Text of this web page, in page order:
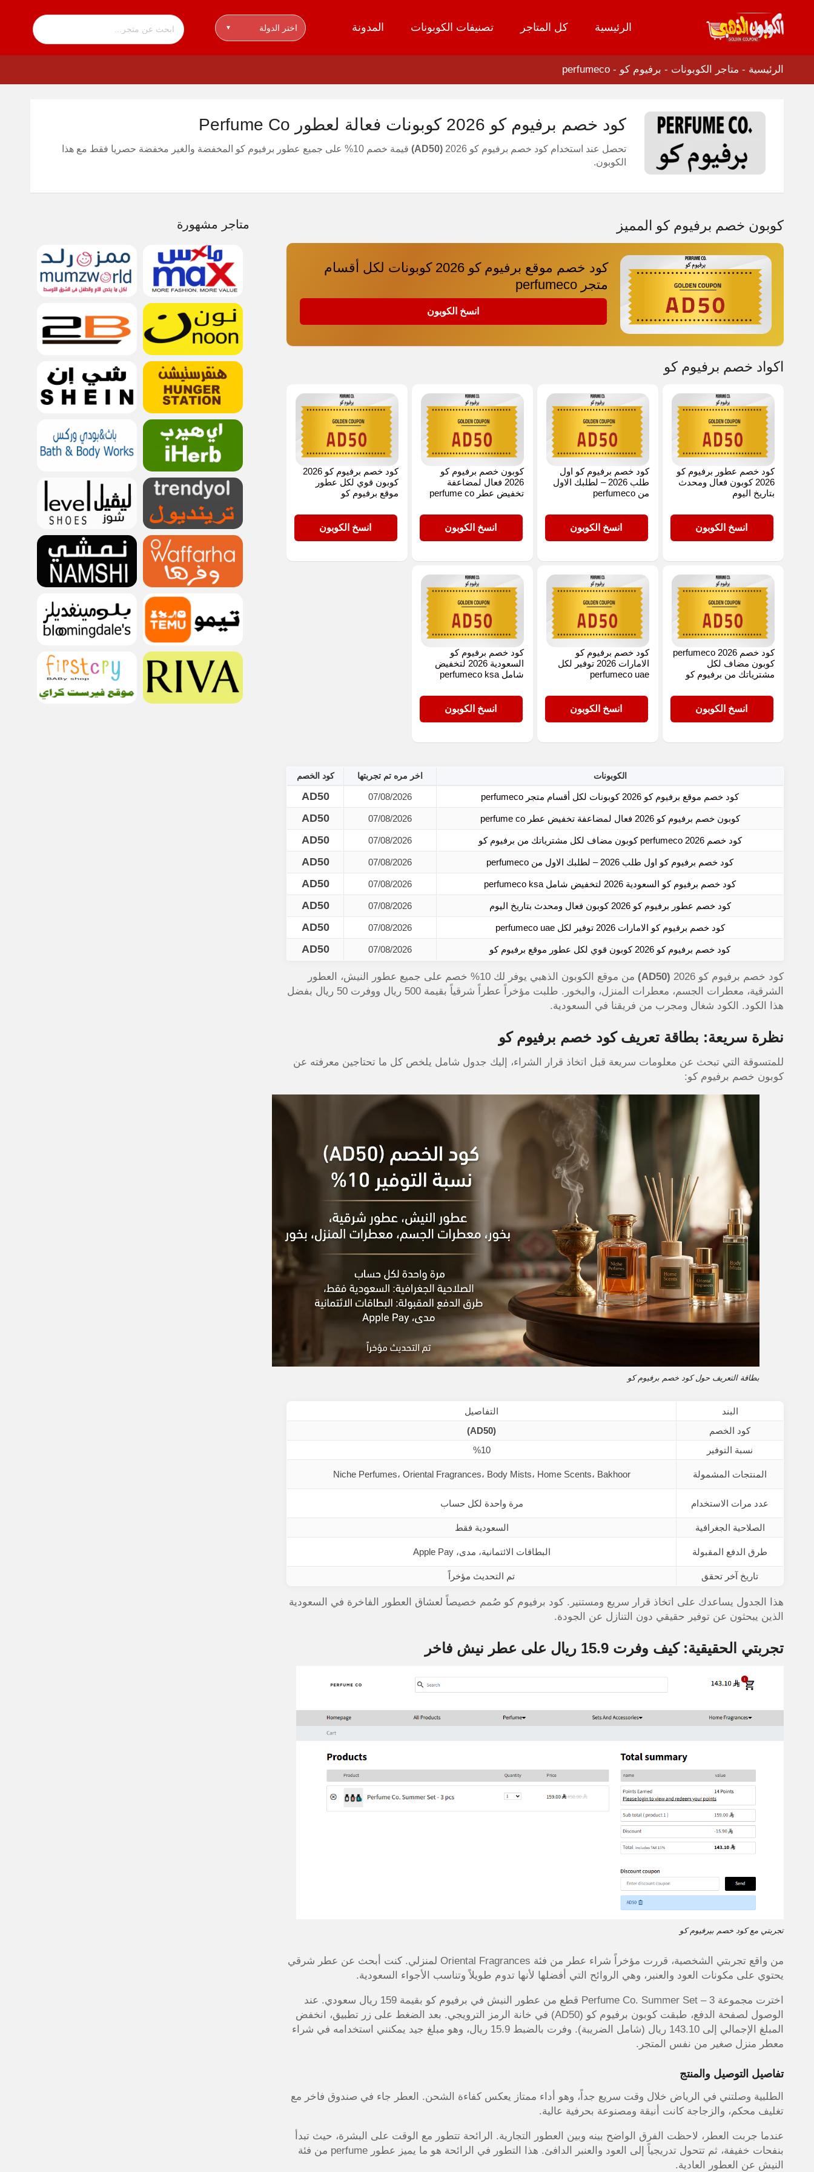
تخطي
المحتوى
الرئيسية كل المتاجر تصنيفات الكوبونات المدونة اختر الدولة ▾
الرئيسية - متاجر الكوبونات - برفيوم كو - perfumeco
كود خصم برفيوم كو 2026 كوبونات فعالة لعطور Perfume Co
تحصل عند استخدام كود خصم برفيوم كو 2026 (AD50)
قيمة خصم 10% على جميع عطور برفيوم كو المخفضة والغير مخفضة حصريا فقط مع هذا
الكوبون.
كوبون خصم برفيوم كو المميز
كود خصم موقع برفيوم كو 2026 كوبونات لكل أقسام
متجر perfumeco
انسخ الكوبون
اكواد خصم برفيوم كو
كود خصم عطور برفيوم كو
2026 كوبون فعال ومحدث
بتاريخ اليوم
AD50انسخ الكوبون
كود خصم برفيوم كو اول
طلب 2026 – لطلبك الاول
من perfumeco
AD50انسخ الكوبون
كوبون خصم برفيوم كو
2026 فعال لمضاعفة
تخفيض عطر perfume co
AD50انسخ الكوبون
كود خصم برفيوم كو 2026
كوبون قوي لكل عطور
موقع برفيوم كو
AD50انسخ الكوبون
كود خصم perfumeco 2026
كوبون مضاف لكل
مشترياتك من برفيوم كو
AD50انسخ الكوبون
كود خصم برفيوم كو
الامارات 2026 توفير لكل
perfumeco uae
AD50انسخ الكوبون
كود خصم برفيوم كو
السعودية 2026 لتخفيض
شامل perfumeco ksa
AD50انسخ الكوبون
الكوبونات اخر مره تم تجربتها كود الخصم
كود خصم موقع برفيوم كو 2026 كوبونات لكل أقسام متجر perfumeco 07/08/2026
AD50
كوبون خصم برفيوم كو 2026 فعال لمضاعفة تخفيض عطر perfume co 07/08/2026
AD50
كود خصم perfumeco 2026 كوبون مضاف لكل مشترياتك من برفيوم كو 07/08/2026
AD50
كود خصم برفيوم كو اول طلب 2026 – لطلبك الاول من perfumeco 07/08/2026
AD50
كود خصم برفيوم كو السعودية 2026 لتخفيض شامل perfumeco ksa 07/08/2026
AD50
كود خصم عطور برفيوم كو 2026 كوبون فعال ومحدث بتاريخ اليوم 07/08/2026
AD50
كود خصم برفيوم كو الامارات 2026 توفير لكل perfumeco uae 07/08/2026
AD50
كود خصم برفيوم كو 2026 كوبون قوي لكل عطور موقع برفيوم كو 07/08/2026
AD50
كود خصم برفيوم كو 2026 (AD50)
من موقع الكوبون الذهبي يوفر لك 10% خصم على جميع عطور النيش، العطور
الشرقية، معطرات الجسم، معطرات المنزل، والبخور. طلبت مؤخراً عطراً شرقياً بقيمة 500 ريال ووفرت 50 ريال بفضل
هذا الكود. الكود شغال ومجرب من فريقنا في السعودية.
نظرة سريعة: بطاقة تعريف كود خصم برفيوم كو
للمتسوقة التي تبحث عن معلومات سريعة قبل اتخاذ قرار الشراء، إليك جدول شامل يلخص كل ما تحتاجين معرفته عن
كوبون خصم برفيوم كو:
بطاقة التعريف حول كود خصم برفيوم كو
البند
التفاصيل
كود الخصم
(AD50)
نسبة التوفير
%10
المنتجات المشمولة Niche Perfumes، Oriental Fragrances، Body Mists، Home Scents، Bakhoor
عدد مرات الاستخدام مرة واحدة لكل حساب
الصلاحية الجغرافية السعودية فقط
طرق الدفع المقبولة البطاقات الائتمانية، مدى، Apple Pay
تاريخ آخر تحقق تم التحديث مؤخراً
هذا الجدول يساعدك على اتخاذ قرار سريع ومستنير. كود برفيوم كو صُمم خصيصاً لعشاق العطور الفاخرة في السعودية
الذين يبحثون عن توفير حقيقي دون التنازل عن الجودة.
تجربتي الحقيقية: كيف وفرت 15.9 ريال على عطر نيش فاخر
تجربتي مع كود خصم بيرفيوم كو
من واقع تجربتي الشخصية، قررت مؤخراً شراء عطر من فئة Oriental Fragrances لمنزلي. كنت أبحث عن عطر شرقي
يحتوي على مكونات العود والعنبر، وهي الروائح التي أفضلها لأنها تدوم طويلاً وتناسب الأجواء السعودية.
اخترت مجموعة Perfume Co. Summer Set – 3 قطع من عطور النيش في برفيوم كو بقيمة 159 ريال سعودي. عند
الوصول لصفحة الدفع، طبقت كوبون برفيوم كو (AD50) في خانة الرمز الترويجي. بعد الضغط على زر تطبيق، انخفض
المبلغ الإجمالي إلى 143.10 ريال (شامل الضريبة). وفرت بالضبط 15.9 ريال، وهو مبلغ جيد يمكنني استخدامه في شراء
معطر منزل صغير من نفس المتجر.
تفاصيل التوصيل والمنتج
الطلبية وصلتني في الرياض خلال وقت سريع جداً، وهو أداء ممتاز يعكس كفاءة الشحن. العطر جاء في صندوق فاخر مع
تغليف محكم، والزجاجة كانت أنيقة ومصنوعة بحرفية عالية.
عندما جربت العطر، لاحظت الفرق الواضح بينه وبين العطور التجارية. الرائحة تتطور مع الوقت على البشرة، حيث تبدأ
بنفحات خفيفة، ثم تتحول تدريجياً إلى العود والعنبر الدافئ. هذا التطور في الرائحة هو ما يميز عطور perfume من فئة
النيش عن العطور العادية.
متاجر مشهورة